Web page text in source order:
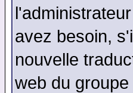
avez besoin,
nouvelle
web du